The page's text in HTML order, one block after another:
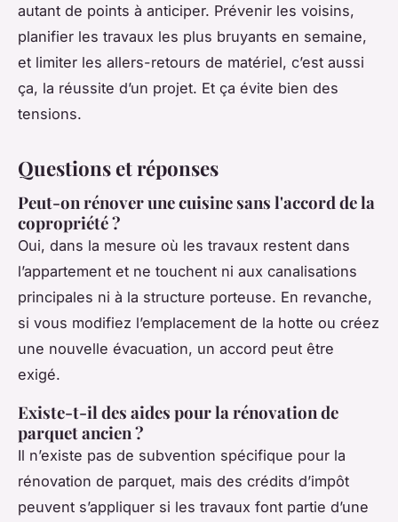
autant de points à anticiper. Prévenir les voisins,
planifier les travaux les plus bruyants en semaine,
et limiter les allers-retours de matériel, c’est aussi
ça, la réussite d’un projet. Et ça évite bien des
tensions.
Questions et réponses
Peut-on rénover une cuisine sans l'accord de la
copropriété ?
Oui, dans la mesure où les travaux restent dans
l’appartement et ne touchent ni aux canalisations
principales ni à la structure porteuse. En revanche,
si vous modifiez l’emplacement de la hotte ou créez
une nouvelle évacuation, un accord peut être
exigé.
Existe-t-il des aides pour la rénovation de
parquet ancien ?
Il n’existe pas de subvention spécifique pour la
rénovation de parquet, mais des crédits d’impôt
peuvent s’appliquer si les travaux font partie d’une